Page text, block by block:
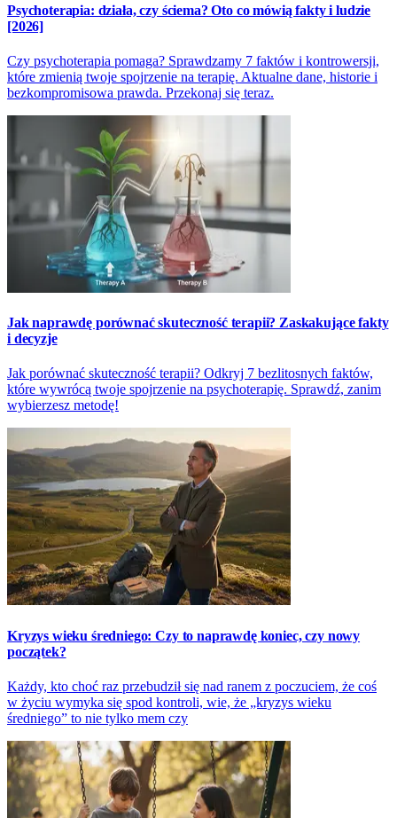
Psychoterapia: działa, czy ściema? Oto co mówią fakty i ludzie
[2026]
Czy psychoterapia pomaga? Sprawdzamy 7 faktów i kontrowersji,
które zmienią twoje spojrzenie na terapię. Aktualne dane, historie i
bezkompromisowa prawda. Przekonaj się teraz.
Jak naprawdę porównać skuteczność terapii? Zaskakujące fakty
i decyzje
Jak porównać skuteczność terapii? Odkryj 7 bezlitosnych faktów,
które wywrócą twoje spojrzenie na psychoterapię. Sprawdź, zanim
wybierzesz metodę!
Kryzys wieku średniego: Czy to naprawdę koniec, czy nowy
początek?
Każdy, kto choć raz przebudził się nad ranem z poczuciem, że coś
w życiu wymyka się spod kontroli, wie, że „kryzys wieku
średniego” to nie tylko mem czy